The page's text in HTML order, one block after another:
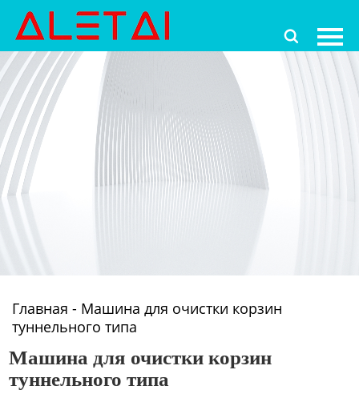

Главная
Продукция
Новости
О Hас
Контакты
Главная - Машина для очистки корзин
туннельного типа
Машина для очистки корзин
туннельного типа